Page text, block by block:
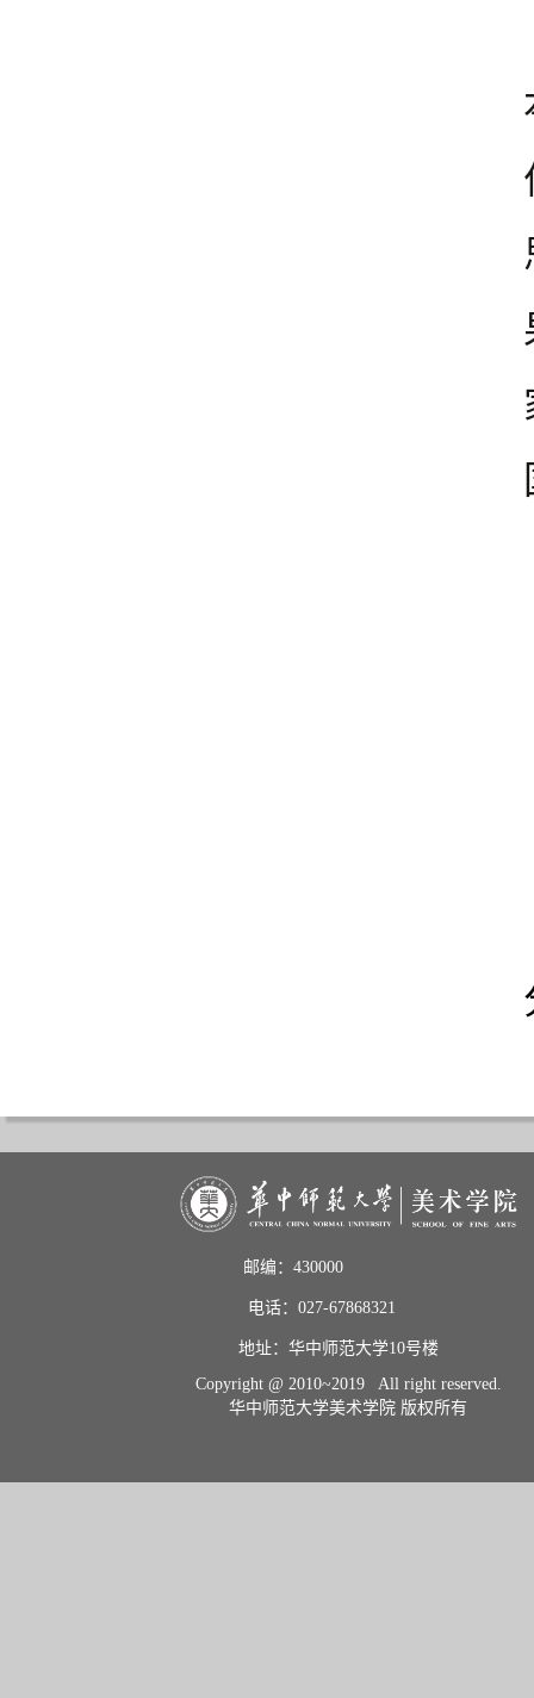
邮编：430000
电话：027-67868321
地址：华中师范大学10号楼
Copyright @ 2010~2019 All right reserved.
华中师范大学美术学院 版权所有